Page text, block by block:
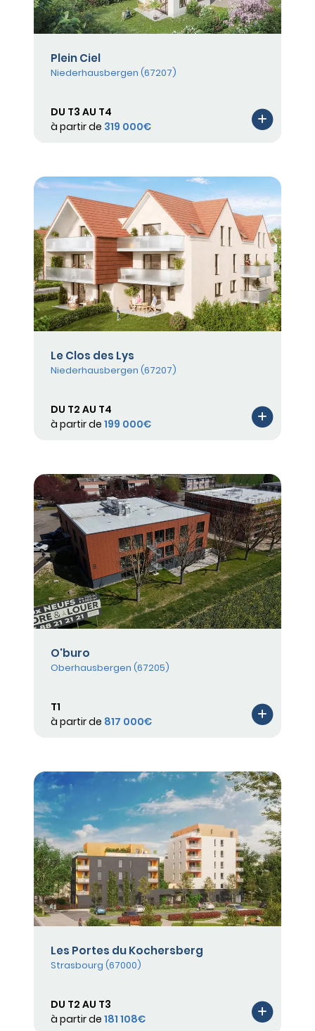
Plein Ciel
Niederhausbergen (67207)
DU T3 AU T4
à partir de 319 000€
Le Clos des Lys
Niederhausbergen (67207)
DU T2 AU T4
à partir de 199 000€
O'buro
Oberhausbergen (67205)
T1
à partir de 817 000€
Les Portes du Kochersberg
Strasbourg (67000)
DU T2 AU T3
à partir de 181 108€